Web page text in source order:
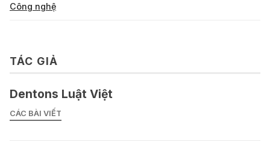
Công nghệ
TÁC GIẢ
Dentons Luật Việt
CÁC BÀI VIẾT